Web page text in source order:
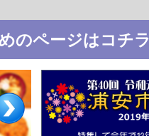
のページはコチラ